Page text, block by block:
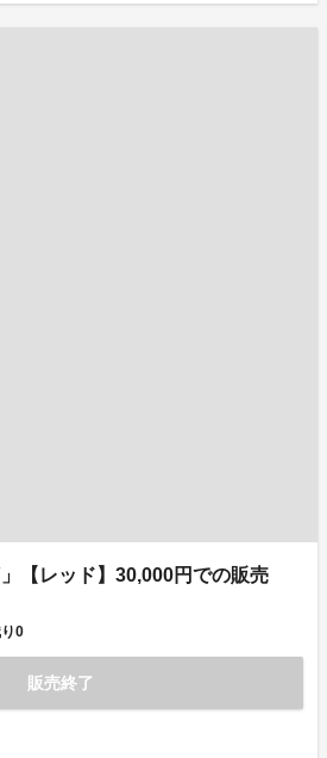
【レッド】30,000円での販売
0
販売終了